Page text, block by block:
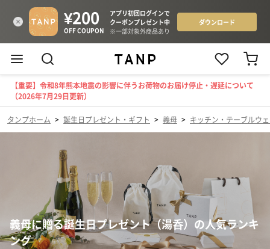
【重要】令和8年熊本地震の影響に伴うお荷物のお届け停止・遅延について
（2026年7月29日更新）
タンプホーム > 誕生日プレゼント・ギフト > 義母 > キッチン・テーブルウ
義母に贈る誕生日プレゼント（湯呑）の人気ランキ
ング